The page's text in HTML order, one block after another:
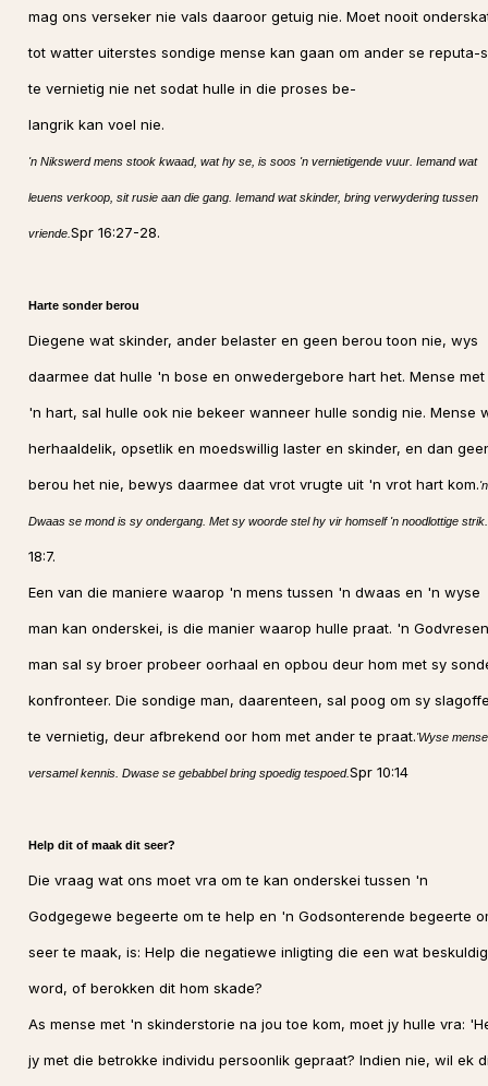
mag ons verseker nie vals daaroor getuig nie. Moet nooit
tot watter uiterstes sondige mense kan gaan om ander se reputa-
te vernietig nie net sodat hulle in die proses be-
langrik kan voel nie.
'n Nikswerd mens stook kwaad, wat hy se, is soos 'n vernietigende vuur. Iemand wat
leuens verkoop, sit rusie aan die gang. Iemand wat skinder, bring verwydering tussen
vriende. Spr 16:27-28.
Harte sonder berou
Diegene wat skinder, ander belaster en geen berou toon nie, wys
daarmee dat hulle 'n bose en onwedergebore hart het. Mense met
'n hart, sal hulle ook nie bekeer wanneer hulle sondig nie. Mense
herhaaldelik, opsetlik en moedswillig laster en skinder, en dan
berou het nie, bewys daarmee dat vrot vrugte uit 'n vrot hart kom.'n
Dwaas se mond is sy ondergang. Met sy woorde stel hy vir homself 'n noodlottige strik.
18:7.
Een van die maniere waarop 'n mens tussen 'n dwaas en 'n wyse
man kan onderskei, is die manier waarop hulle praat. 'n
man sal sy broer probeer oorhaal en opbou deur hom met sy
konfronteer. Die sondige man, daarenteen, sal poog om sy
te vernietig, deur afbrekend oor hom met ander te praat.'Wyse mense
versamel kennis. Dwase se gebabbel bring spoedig tespoed.Spr 10:14
Help dit of maak dit seer?
Die vraag wat ons moet vra om te kan onderskei tussen 'n
Godgegewe begeerte om te help en 'n Godsonterende begeerte
seer te maak, is: Help die negatiewe inligting die een wat beskuldig
word, of berokken dit hom skade?
As mense met 'n skinderstorie na jou toe kom, moet jy hulle vra:
jy met die betrokke individu persoonlik gepraat? Indien nie, wil ek